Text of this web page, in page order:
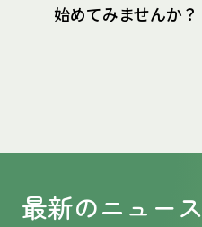
始めてみませんか？
最新のニュース